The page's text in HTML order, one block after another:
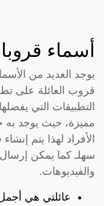
أسماء
يوجد العديد من
قروب العائلة على
التطبيقات التي
مميزة، حيث يوجد به
الأفراد لهذا يتم
سهلـ كما يمكن
والفيديوهات.
عائلتي هي